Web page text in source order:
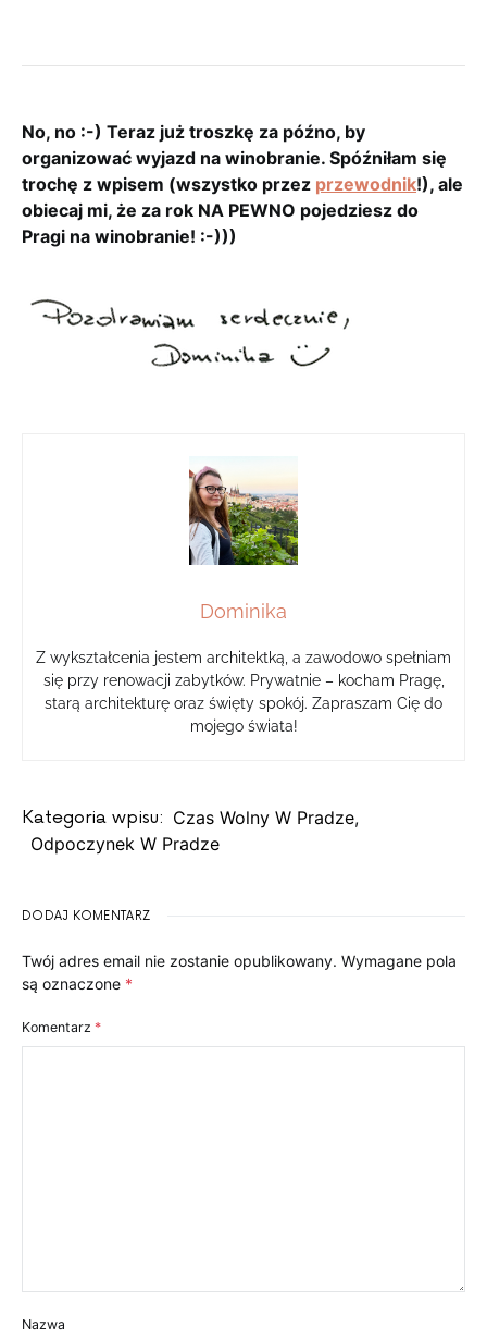
No, no :-) Teraz już troszkę za późno, by
organizować wyjazd na winobranie. Spóźniłam się
trochę z wpisem (wszystko przez przewodnik!), ale
obiecaj mi, że za rok NA PEWNO pojedziesz do
Pragi na winobranie! :-)))
Dominika
Z wykształcenia jestem architektką, a zawodowo spełniam
się przy renowacji zabytków. Prywatnie – kocham Pragę,
starą architekturę oraz święty spokój. Zapraszam Cię do
mojego świata!
Kategoria wpisu: Czas Wolny W Pradze,
Odpoczynek W Pradze
DODAJ KOMENTARZ
Twój adres email nie zostanie opublikowany. Wymagane pola
są oznaczone *
Komentarz *
Nazwa